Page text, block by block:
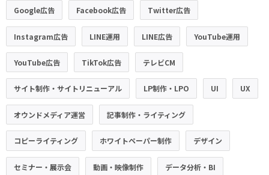
Google広告 Facebook広告 Twitter広告
Instagram広告 LINE運用 LINE広告 YouTube運用
YouTube広告 TikTok広告 テレビCM
サイト制作・サイトリニューアル LP制作・LPO UI UX
オウンドメディア運営 記事制作・ライティング
コピーライティング ホワイトペーパー制作 デザイン
セミナー・展示会 動画・映像制作 データ分析・BI